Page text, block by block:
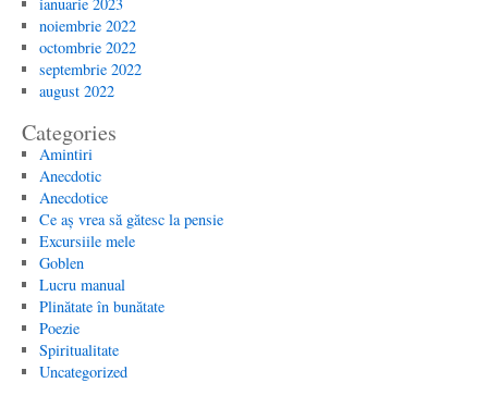
noiembrie 2022
octombrie 2022
septembrie 2022
august 2022
Categories
Amintiri
Anecdotic
Anecdotice
Ce aș vrea să gătesc la pensie
Excursiile mele
Goblen
Lucru manual
Plinătate în bunătate
Poezie
Spiritualitate
Uncategorized